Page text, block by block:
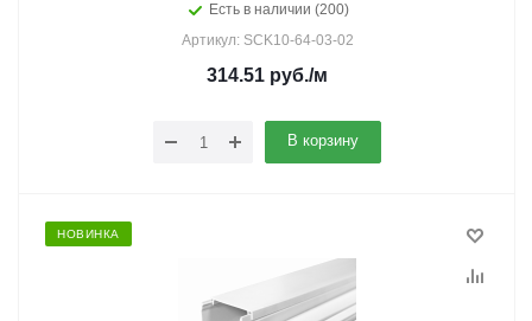
Есть в наличии (200)
Артикул: SCK10-64-03-02
314.51 руб./м
В корзину
НОВИНКА